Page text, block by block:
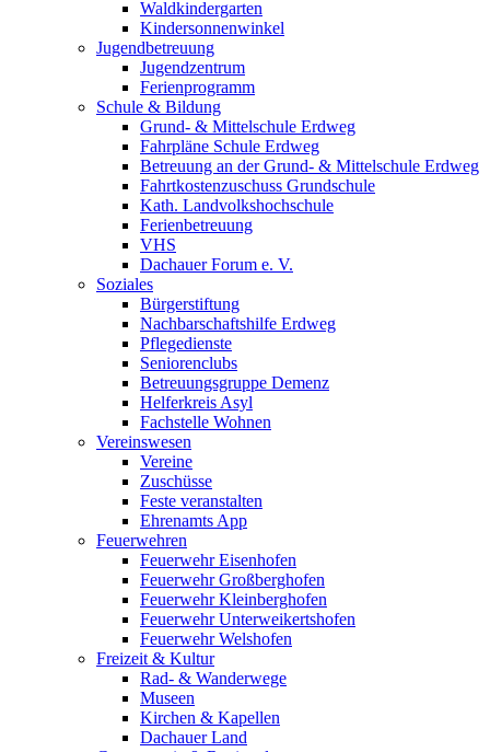
Waldkindergarten
Kindersonnenwinkel
Jugendbetreuung
Jugendzentrum
Ferienprogramm
Schule & Bildung
Grund- & Mittelschule Erdweg
Fahrpläne Schule Erdweg
Betreuung an der Grund- & Mittelschule Erdweg
Fahrtkostenzuschuss Grundschule
Kath. Landvolkshochschule
Ferienbetreuung
VHS
Dachauer Forum e. V.
Soziales
Bürgerstiftung
Nachbarschaftshilfe Erdweg
Pflegedienste
Seniorenclubs
Betreuungsgruppe Demenz
Helferkreis Asyl
Fachstelle Wohnen
Vereinswesen
Vereine
Zuschüsse
Feste veranstalten
Ehrenamts App
Feuerwehren
Feuerwehr Eisenhofen
Feuerwehr Großberghofen
Feuerwehr Kleinberghofen
Feuerwehr Unterweikertshofen
Feuerwehr Welshofen
Freizeit & Kultur
Rad- & Wanderwege
Museen
Kirchen & Kapellen
Dachauer Land